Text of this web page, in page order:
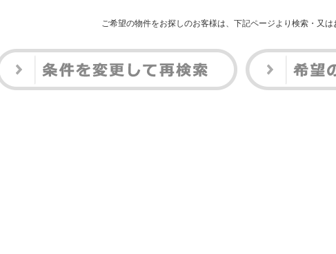
ご希望の物件をお探しのお客様は、下記ページより検索・又は